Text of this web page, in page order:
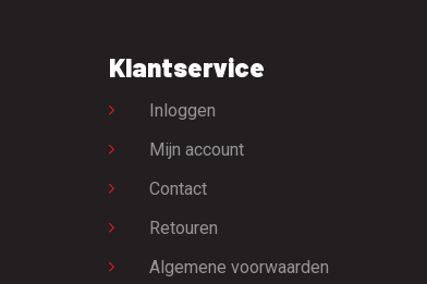
Klantservice
Inloggen
Mijn account
Contact
Retouren
Algemene voorwaarden